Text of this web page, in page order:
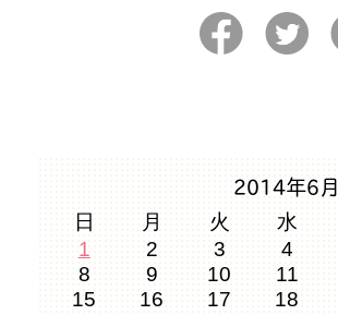
2014年6月
日 月 火 水
1
2 3 4
8
9 10 11
15
16 17 18